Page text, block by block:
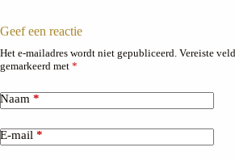
Geef een reactie
Het e-mailadres wordt niet gepubliceerd. Vereiste
gemarkeerd met *
Naam *
E-mail *